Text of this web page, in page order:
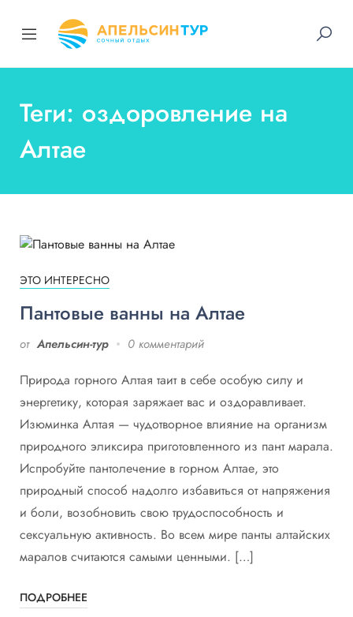
Теги: оздоровление на
Алтае
ЭТО ИНТЕРЕСНО
Пантовые ванны на Алтае
от Апельсин-тур 0 комментарий
Природа горного Алтая таит в себе особую силу и
энергетику, которая заряжает вас и оздоравливает.
Изюминка Алтая — чудотворное влияние на организм
природного эликсира приготовленного из пант марала.
Испробуйте пантолечение в горном Алтае, это
природный способ надолго избавиться от напряжения
и боли, возобновить свою трудоспособность и
сексуальную активность. Во всем мире панты алтайских
маралов считаются самыми ценными. […]
ПОДРОБНЕЕ